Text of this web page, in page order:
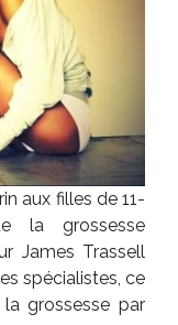
aux filles de 11-
la grossesse
James Trassell
spécialistes, ce
grossesse par